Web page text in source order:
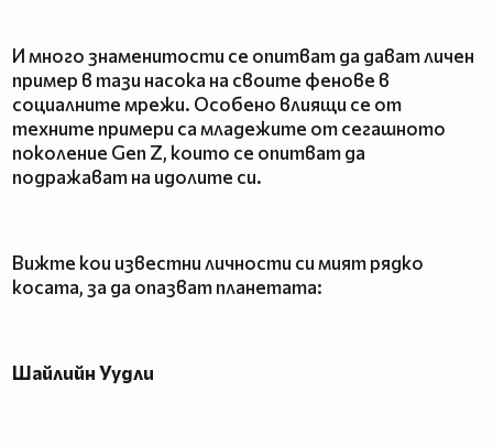
И много знаменитости се опитват да дават личен
пример в тази насока на своите фенове в
социалните мрежи. Особено влиящи се от
техните примери са младежите от сегашното
поколение Gen Z, които се опитват да
подражават на идолите си.
Вижте кои известни личности си мият рядко
косата, за да опазват планетата:
Шайлийн Уудли